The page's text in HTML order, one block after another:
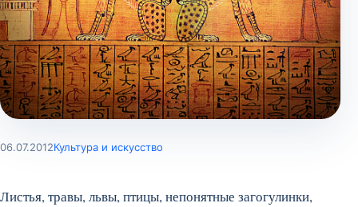
06.07.2012Культура и искусство
Листья, травы, львы, птицы, непонятные загогулинки,